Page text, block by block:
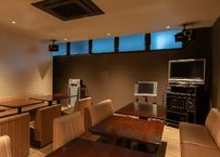
ットも設置されています。